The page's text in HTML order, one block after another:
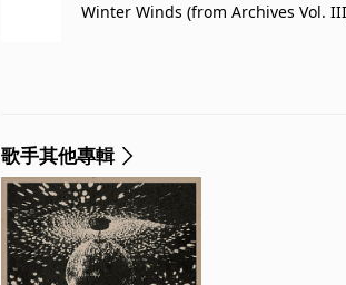
Winter Winds (from Archives Vol.
歌手其他專輯